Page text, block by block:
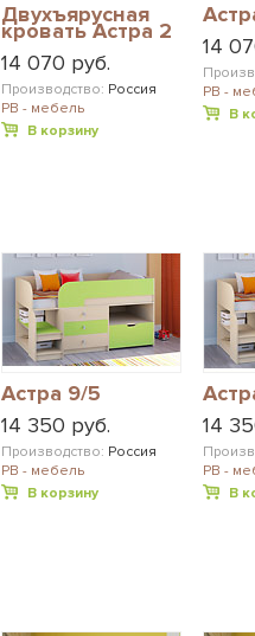
Двухъярусная
кровать Астра 2
14 070 руб.
Производство: Россия
РВ - мебель
В корзину
14
РВ -
В
Астра 9/5
14 350 руб.
Производство: Россия
РВ - мебель
В корзину
14
РВ -
В